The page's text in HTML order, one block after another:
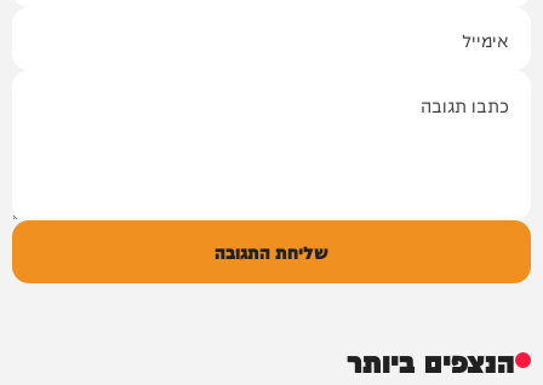
שליחת התגובה
הנצפים ביותר